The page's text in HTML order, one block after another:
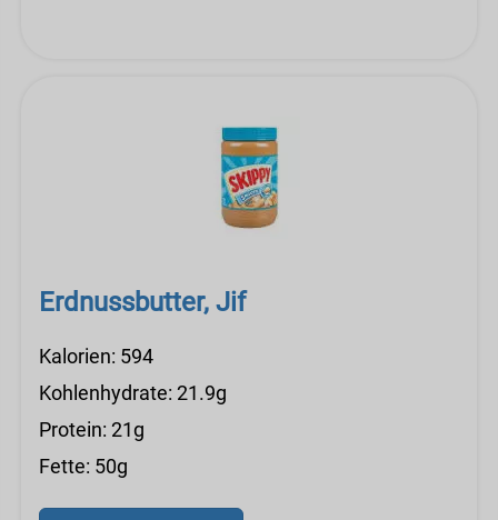
Erdnussbutter, Jif
Kalorien: 594
Kohlenhydrate: 21.9g
Protein: 21g
Fette: 50g